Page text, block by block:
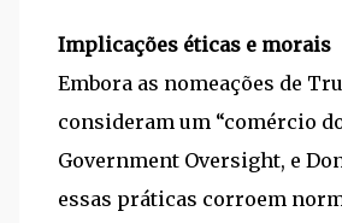
Implicações éticas e morais
Embora as nomeações de
consideram um “comércio
Government Oversight, e
essas práticas corroem